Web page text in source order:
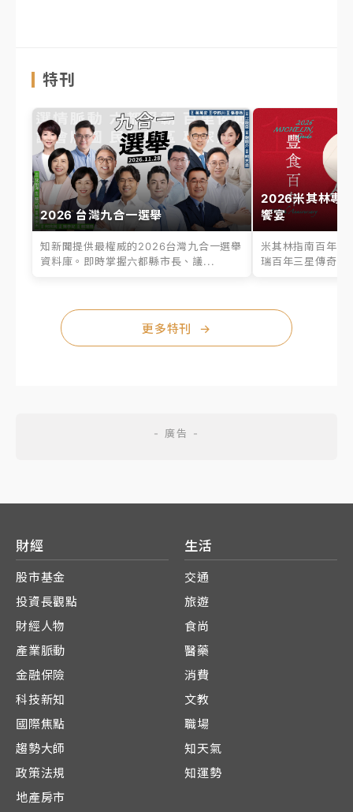
特刊
2026 台灣九合一選舉
知新聞提供最權威的2026台灣九合一選舉
資料庫。即時掌握六都縣市長、議...
2026米其林專
饗宴
米其林指南百年之
瑞百年三星傳奇、
更多特刊 →
財經
股市基金
投資長觀點
財經人物
產業脈動
金融保險
科技新知
國際焦點
趨勢大師
政策法規
地產房市
生活
交通
旅遊
食尚
醫藥
消費
文教
職場
知天氣
知運勢